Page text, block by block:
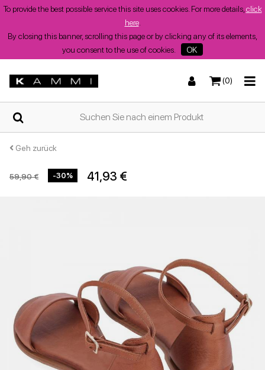
To provide the best possible service this site uses cookies. For more details, click
here.
By closing this banner, scrolling this page or by clicking any of its elements,
you consent to the use of cookies.
OK
(0)
ZUHAUSE
WER
WIR
SIND
SHOPS
DAMENSCHUHE
MANN
SCHUHE
KONTAKT
TurnschuheNiedrige Sandalen
Stöckelschuhe
Niedrige Schuhe
TurnschuheStiefel und Stiefeletten
zurück
Geh zurück
59,90 € -30% 41,93 €